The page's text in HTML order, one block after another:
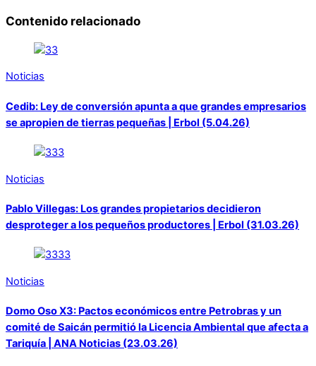
Contenido relacionado
Noticias
Cedib: Ley de conversión apunta a que grandes empresarios
se apropien de tierras pequeñas | Erbol (5.04.26)
Noticias
Pablo Villegas: Los grandes propietarios decidieron
desproteger a los pequeños productores | Erbol (31.03.26)
Noticias
Domo Oso X3: Pactos económicos entre Petrobras y un
comité de Saicán permitió la Licencia Ambiental que afecta a
Tariquía | ANA Noticias (23.03.26)